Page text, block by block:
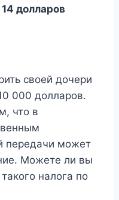
14 долларов
своей дочери
000 долларов.
что в
передачи может
Можете ли вы
налога по